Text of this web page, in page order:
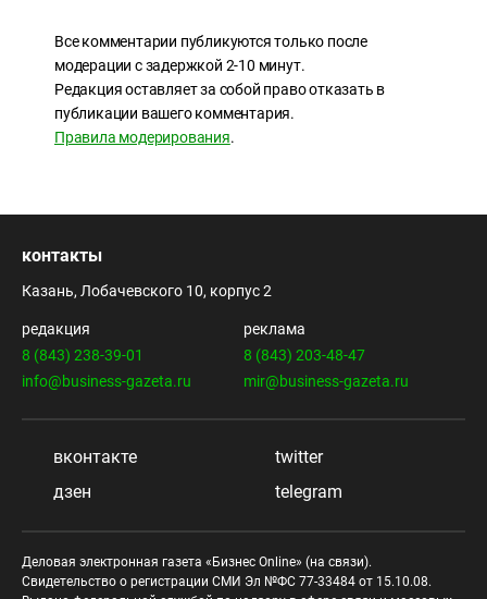
Все комментарии публикуются только после
модерации с задержкой 2-10 минут.
Редакция оставляет за собой право отказать в
публикации вашего комментария.
Правила модерирования.
контакты
Казань, Лобачевского 10, корпус 2
редакция
8 (843) 238-39-01
info@business-gazeta.ru
реклама
8 (843) 203-48-47
mir@business-gazeta.ru
вконтакте
twitter
дзен
telegram
Деловая электронная газета «Бизнес Online» (на связи).
Свидетельство о регистрации СМИ Эл №ФС 77-33484 от 15.10.08.